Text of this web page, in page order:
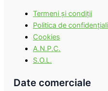
Termeni şi condiţii
Politica de
Cookies
A.N.P.C.
S.O.L.
Date comerciale